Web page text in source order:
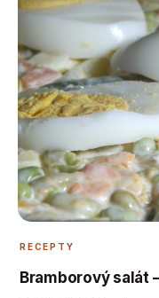
RECEPTY
Bramborový salát